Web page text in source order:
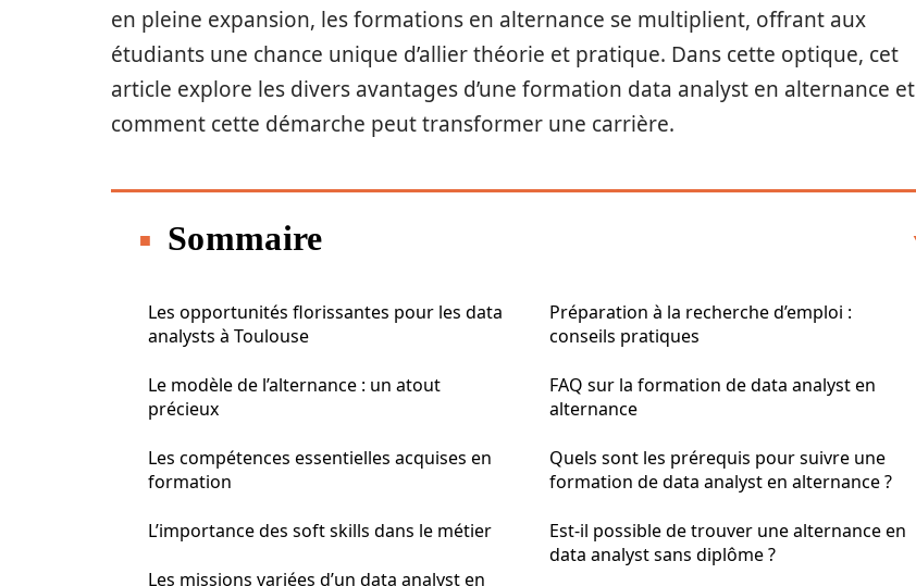
en pleine expansion, les formations en alternance se multiplient, offrant aux
étudiants une chance unique d’allier théorie et pratique. Dans cette optique, cet
article explore les divers avantages d’une formation data analyst en alternance et
comment cette démarche peut transformer une carrière.
Sommaire
Les opportunités florissantes pour les data
analysts à Toulouse
Le modèle de l’alternance : un atout
précieux
Les compétences essentielles acquises en
formation
L’importance des soft skills dans le métier
Les missions variées d’un data analyst en
Préparation à la recherche d’emploi :
conseils pratiques
FAQ sur la formation de data analyst en
alternance
Quels sont les prérequis pour suivre une
formation de data analyst en alternance ?
Est-il possible de trouver une alternance en
data analyst sans diplôme ?